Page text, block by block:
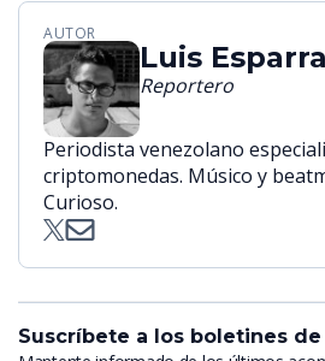
AUTOR
Luis
Reportero
Periodista venezolano
criptomonedas. Músico y
Curioso.
Suscríbete a los boletines